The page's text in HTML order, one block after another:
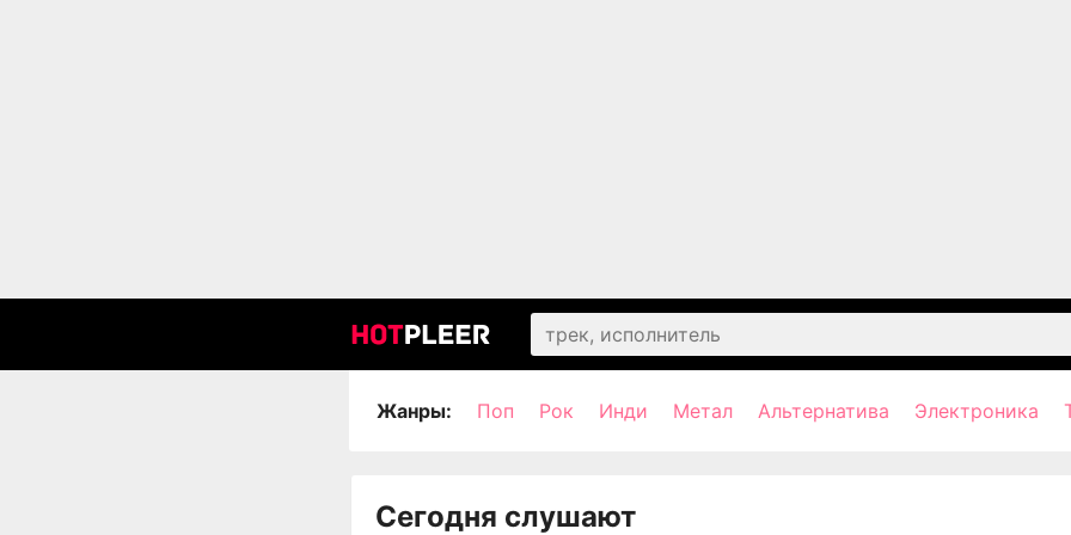
Жанры: Поп Рок Инди Метал Альтернатива Электроника
Сегодня слушают